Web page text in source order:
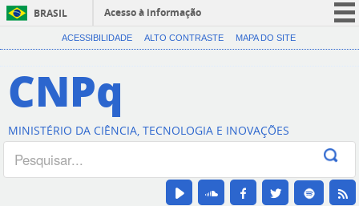
BRASIL
Acesso à informação
CORONAVÍRUS (COVID-19)
Canais
ACESSIBILIDADE ALTO CONTRASTE MAPA DO SITE
CNPq
MINISTÉRIO DA CIÊNCIA, TECNOLOGIA E INOVAÇÕES